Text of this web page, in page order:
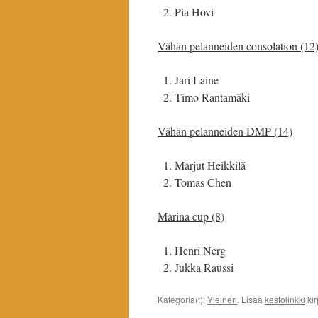
Pia Hovi
Vähän pelanneiden consolation (12)
Jari Laine
Timo Rantamäki
Vähän pelanneiden DMP (14)
Marjut Heikkilä
Tomas Chen
Marina cup (8)
Henri Nerg
Jukka Raussi
Kategoria(t):Yleinen. Lisää kestolinkki